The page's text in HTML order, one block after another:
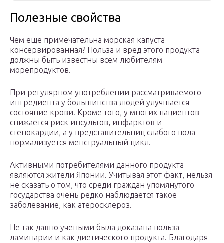
Полезные свойства
Чем еще примечательна морская капуста
консервированная? Польза и вред этого продукта
должны быть известны всем любителям
морепродуктов.
При регулярном употреблении рассматриваемого
ингредиента у большинства людей улучшается
состояние крови. Кроме того, у многих пациентов
снижается риск инсультов, инфарктов и
стенокардии, а у представительниц слабого пола
нормализуется менструальный цикл.
Активными потребителями данного продукта
являются жители Японии. Учитывая этот факт, нельзя
не сказать о том, что среди граждан упомянутого
государства очень редко наблюдается такое
заболевание, как атеросклероз.
Не так давно учеными была доказана польза
ламинарии и как диетического продукта. Благодаря